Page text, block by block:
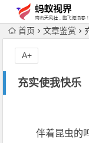
首页 文章鉴赏
充实使我快乐
A+
伴着昆虫的鸣